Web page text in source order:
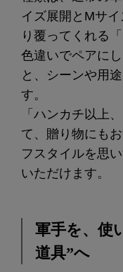
イズ展開とMサ
り覆ってくれる
色違いでペアに
と、シーンや用
す。
「ハンカチ以上
て、贈り物にも
フスタイルを思
いただけます。
軍手を、使
道具”へ